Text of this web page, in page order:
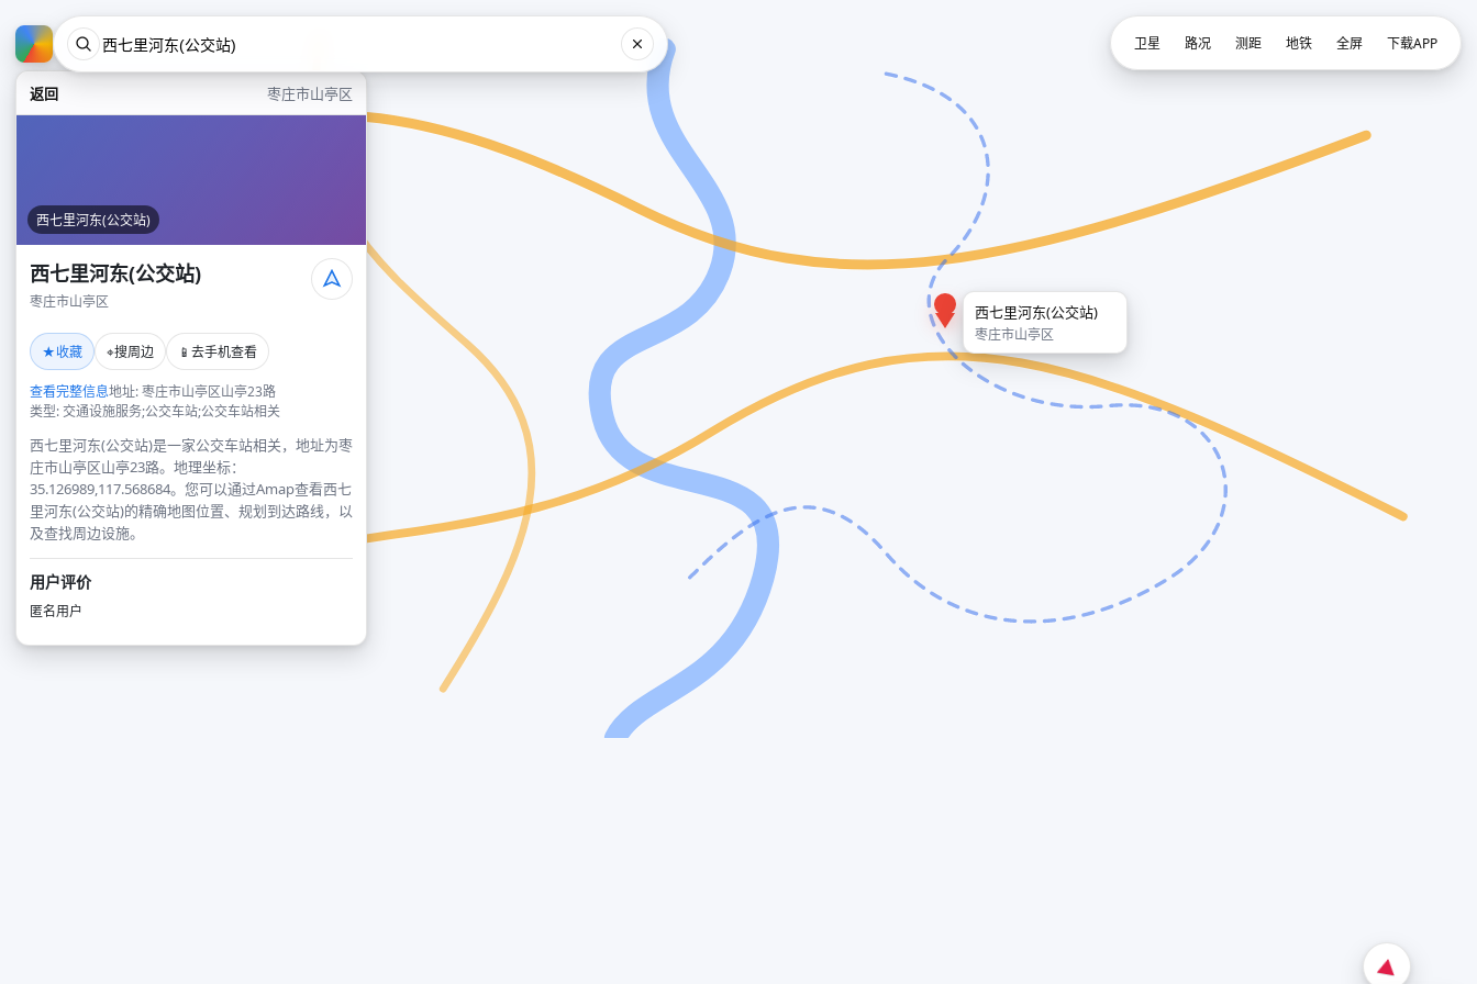
返回 枣庄市山亭区
西七里河东(公交站)
西七里河东(公交站)
枣庄市山亭区
★收藏 ⌖搜周边 📱 去手机查看
查看完整信息地址: 枣庄市山亭区山亭23路
类型: 交通设施服务;公交车站;公交车站相关
西七里河东(公交站)是一家公交车站相关，地址为枣
庄市山亭区山亭23路。地理坐标：
35.126989,117.568684。您可以通过Amap查看西七
里河东(公交站)的精确地图位置、规划到达路线，以
及查找周边设施。
用户评价
匿名用户
西七里河东(公交站)
枣庄市山亭区
卫星 路况 测距 地铁 全屏 下载APP